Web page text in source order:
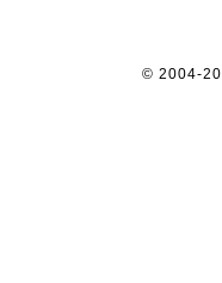
© 2004-